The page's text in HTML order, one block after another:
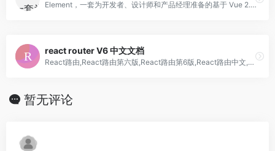
Element，一套为开发者、设计师和产品经理准备的基于 Vue 2.0 的桌面端组件库
react router V6 中文文档
React路由,React路由第六版,React路由第6版,React路由中文,React Router,react-router,react-router-dom,react-router v6
暂无评论